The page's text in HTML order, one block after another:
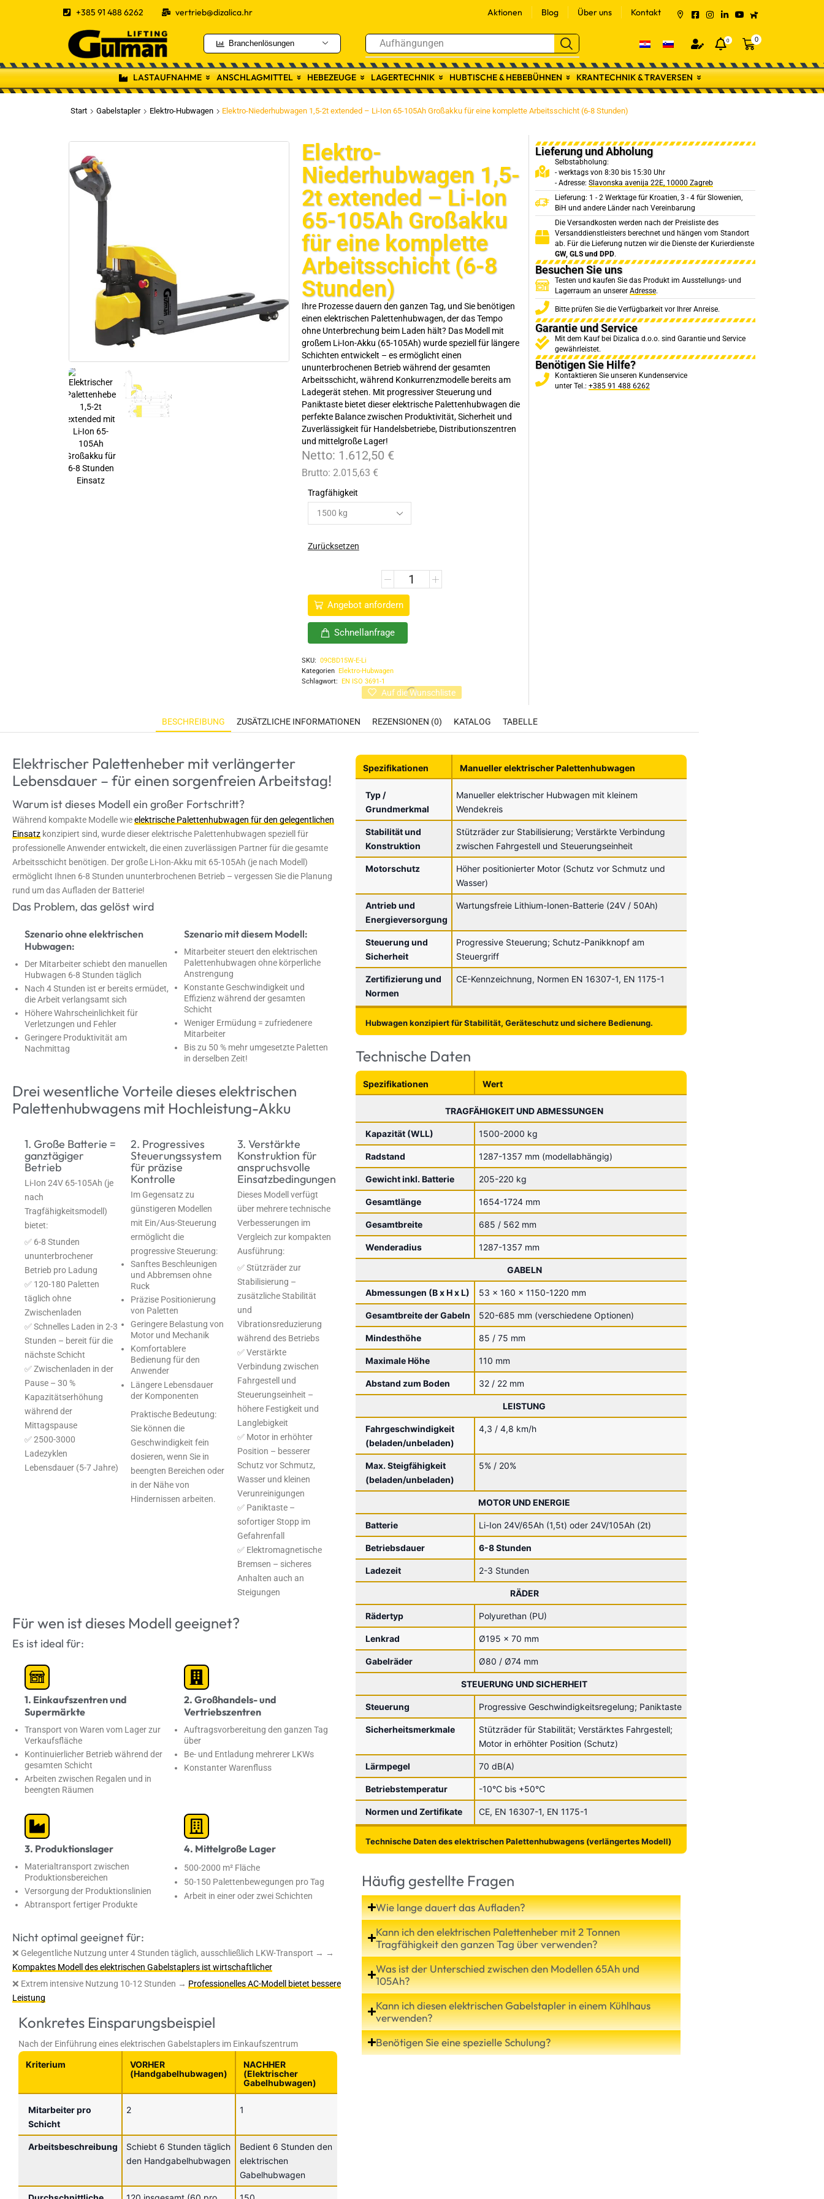
+385 91 488 6262 vertrieb@dizalica.hr Aktionen Blog Über uns Kontakt
Branchenlösungen Aufhängungen 0 0
LASTAUFNAHME ANSCHLAGMITTEL HEBEZEUGE LAGERTECHNIK HUBTISCHE & HEBEBÜHNEN KRANTECHNIK & TRAVERSEN
Start Gabelstapler Elektro-Hubwagen Elektro-Niederhubwagen 1,5-2t extended – Li-Ion 65-105Ah Großakku für eine komplette Arbeitsschicht (6-8 Stunden)
Elektro-
Niederhubwagen 1,5-
2t extended – Li-Ion
65-105Ah Großakku
für eine komplette
Arbeitsschicht (6-8
Stunden)
Ihre Prozesse dauern den ganzen Tag, und Sie benötigen
einen elektrischen Palettenhubwagen, der das Tempo
ohne Unterbrechung beim Laden hält? Das Modell mit
großem Li-Ion-Akku (65-105Ah) wurde speziell für längere
Schichten entwickelt – es ermöglicht einen
ununterbrochenen Betrieb während der gesamten
Arbeitsschicht, während Konkurrenzmodelle bereits am
Ladegerät stehen. Mit progressiver Steuerung und
Paniktaste bietet dieser elektrische Palettenhubwagen die
perfekte Balance zwischen Produktivität, Sicherheit und
Zuverlässigkeit für Handelsbetriebe, Distributionszentren
und mittelgroße Lager!
Netto: 1.612,50 €
Brutto: 2.015,63 €
Tragfähigkeit
Zurücksetzen
Angebot anfordern
Schnellanfrage
SKU: 09CBD15W-E-Li
Kategorien Elektro-Hubwagen
Schlagwort: EN ISO 3691-1
Auf die Wunschliste
Lieferung und Abholung
Selbstabholung:
- werktags von 8:30 bis 15:30 Uhr
- Adresse: Slavonska avenija 22E, 10000 Zagreb
Lieferung: 1 - 2 Werktage für Kroatien, 3 - 4 für Slowenien,
BiH und andere Länder nach Vereinbarung
Die Versandkosten werden nach der Preisliste des
Versanddienstleisters berechnet und hängen vom Standort
ab. Für die Lieferung nutzen wir die Dienste der Kurierdienste
GW, GLS und DPD.
Besuchen Sie uns
Testen und kaufen Sie das Produkt im Ausstellungs- und
Lagerraum an unserer Adresse.
Bitte prüfen Sie die Verfügbarkeit vor Ihrer Anreise.
Garantie und Service
Mit dem Kauf bei Dizalica d.o.o. sind Garantie und Service
gewährleistet.
Benötigen Sie Hilfe?
Kontaktieren Sie unseren Kundenservice
unter Tel.: +385 91 488 6262
BESCHREIBUNG ZUSÄTZLICHE INFORMATIONEN REZENSIONEN (0) KATALOG TABELLE
Elektrischer Palettenheber mit verlängerter
Lebensdauer – für einen sorgenfreien Arbeitstag!
Warum ist dieses Modell ein großer Fortschritt?
Während kompakte Modelle wieelektrische Palettenhubwagen für den gelegentlichen
Einsatz konzipiert sind, wurde dieser elektrische Palettenhubwagen speziell für
professionelle Anwender entwickelt, die einen zuverlässigen Partner für die gesamte
Arbeitsschicht benötigen. Der große Li-Ion-Akku mit 65-105Ah (je nach Modell)
ermöglicht Ihnen 6-8 Stunden ununterbrochenen Betrieb – vergessen Sie die Planung
rund um das Aufladen der Batterie!
Das Problem, das gelöst wird
Szenario ohne elektrischen
Hubwagen:
Der Mitarbeiter schiebt den manuellen
Hubwagen 6-8 Stunden täglich
Nach 4 Stunden ist er bereits ermüdet,
die Arbeit verlangsamt sich
Höhere Wahrscheinlichkeit für
Verletzungen und Fehler
Geringere Produktivität am
Nachmittag
Szenario mit diesem Modell:
Mitarbeiter steuert den elektrischen
Palettenhubwagen ohne körperliche
Anstrengung
Konstante Geschwindigkeit und
Effizienz während der gesamten
Schicht
Weniger Ermüdung = zufriedenere
Mitarbeiter
Bis zu 50 % mehr umgesetzte Paletten
in derselben Zeit!
Drei wesentliche Vorteile dieses elektrischen
Palettenhubwagens mit Hochleistung-Akku
1. Große Batterie =
ganztägiger
Betrieb
Li-Ion 24V 65-105Ah (je
nach
Tragfähigkeitsmodell)
bietet:
✅ 6-8 Stunden
ununterbrochener
Betrieb pro Ladung
✅ 120-180 Paletten
täglich ohne
Zwischenladen
✅ Schnelles Laden in 2-3
Stunden – bereit für die
nächste Schicht
✅ Zwischenladen in der
Pause – 30 %
Kapazitätserhöhung
während der
Mittagspause
✅ 2500-3000
Ladezyklen
Lebensdauer (5-7 Jahre)
2. Progressives
Steuerungssystem
für präzise
Kontrolle
Im Gegensatz zu
günstigeren Modellen
mit Ein/Aus-Steuerung
ermöglicht die
progressive Steuerung:
Sanftes Beschleunigen
und Abbremsen ohne
Ruck
Präzise Positionierung
von Paletten
Geringere Belastung von
Motor und Mechanik
Komfortablere
Bedienung für den
Anwender
Längere Lebensdauer
der Komponenten
Praktische Bedeutung:
Sie können die
Geschwindigkeit fein
dosieren, wenn Sie in
beengten Bereichen oder
in der Nähe von
Hindernissen arbeiten.
3. Verstärkte
Konstruktion für
anspruchsvolle
Einsatzbedingungen
Dieses Modell verfügt
über mehrere technische
Verbesserungen im
Vergleich zur kompakten
Ausführung:
✅ Stützräder zur
Stabilisierung –
zusätzliche Stabilität
und
Vibrationsreduzierung
während des Betriebs
✅ Verstärkte
Verbindung zwischen
Fahrgestell und
Steuerungseinheit –
höhere Festigkeit und
Langlebigkeit
✅ Motor in erhöhter
Position – besserer
Schutz vor Schmutz,
Wasser und kleinen
Verunreinigungen
✅ Paniktaste –
sofortiger Stopp im
Gefahrenfall
✅ Elektromagnetische
Bremsen – sicheres
Anhalten auch an
Steigungen
Für wen ist dieses Modell geeignet?
Es ist ideal für:
1. Einkaufszentren und
Supermärkte
Transport von Waren vom Lager zur
Verkaufsfläche
Kontinuierlicher Betrieb während der
gesamten Schicht
Arbeiten zwischen Regalen und in
beengten Räumen
2. Großhandels- und
Vertriebszentren
Auftragsvorbereitung den ganzen Tag
über
Be- und Entladung mehrerer LKWs
Konstanter Warenfluss
3. Produktionslager
Materialtransport zwischen
Produktionsbereichen
Versorgung der Produktionslinien
Abtransport fertiger Produkte
4. Mittelgroße Lager
500-2000 m² Fläche
50-150 Palettenbewegungen pro Tag
Arbeit in einer oder zwei Schichten
Nicht optimal geeignet für:
❌ Gelegentliche Nutzung unter 4 Stunden täglich, ausschließlich LKW-Transport → →
Kompaktes Modell des elektrischen Gabelstaplers ist wirtschaftlicher
❌ Extrem intensive Nutzung 10-12 Stunden → Professionelles AC-Modell
bietet bessere
Leistung
Konkretes Einsparungsbeispiel
Nach der Einführung eines elektrischen Gabelstaplers im Einkaufszentrum
Kriterium
VORHER
(Handgabelhubwagen)
NACHHER
(Elektrischer
Gabelhubwagen)
Mitarbeiter pro
Schicht
2 1
Arbeitsbeschreibung
Schiebt 6 Stunden täglich
den Handgabelhubwagen
Bedient 6 Stunden den
elektrischen
Gabelhubwagen
Spezifikationen Manueller elektrischer Palettenhubwagen
Typ /
Grundmerkmal
Manueller elektrischer Hubwagen mit kleinem
Wendekreis
Stabilität und
Konstruktion
Stützräder zur Stabilisierung; Verstärkte Verbindung
zwischen Fahrgestell und Steuerungseinheit
Motorschutz
Höher positionierter Motor (Schutz vor Schmutz und
Wasser)
Antrieb und
Energieversorgung
Wartungsfreie Lithium-Ionen-Batterie (24V / 50Ah)
Steuerung und
Sicherheit
Progressive Steuerung; Schutz-Panikknopf am
Steuergriff
Zertifizierung und
Normen
CE-Kennzeichnung, Normen EN 16307-1, EN 1175-1
Hubwagen konzipiert für Stabilität, Geräteschutz und sichere Bedienung.
Technische Daten
Spezifikationen Wert
TRAGFÄHIGKEIT UND ABMESSUNGEN
Kapazität (WLL) 1500-2000 kg
Radstand 1287-1357 mm (modellabhängig)
Gewicht inkl. Batterie 205-220 kg
Gesamtlänge 1654-1724 mm
Gesamtbreite 685 / 562 mm
Wenderadius 1287-1357 mm
GABELN
Abmessungen (B x H x L) 53 x 160 x 1150-1220 mm
Gesamtbreite der Gabeln 520-685 mm (verschiedene Optionen)
Mindesthöhe 85 / 75 mm
Maximale Höhe 110 mm
Abstand zum Boden 32 / 22 mm
LEISTUNG
Fahrgeschwindigkeit
(beladen/unbeladen)
4,3 / 4,8 km/h
Max. Steigfähigkeit
(beladen/unbeladen)
5% / 20%
MOTOR UND ENERGIE
Batterie Li-Ion 24V/65Ah (1,5t) oder 24V/105Ah (2t)
Betriebsdauer 6-8 Stunden
Ladezeit 2-3 Stunden
RÄDER
Rädertyp Polyurethan (PU)
Lenkrad Ø195 x 70 mm
Gabelräder Ø80 / Ø74 mm
STEUERUNG UND SICHERHEIT
Steuerung Progressive Geschwindigkeitsregelung; Paniktaste
Sicherheitsmerkmale
Stützräder für Stabilität; Verstärktes Fahrgestell;
Motor in erhöhter Position (Schutz)
Lärmpegel 70 dB(A)
Betriebstemperatur -10°C bis +50°C
Normen und Zertifikate CE, EN 16307-1, EN 1175-1
Technische Daten des elektrischen Palettenhubwagens (verlängertes Modell)
Häufig gestellte Fragen
Wie lange dauert das Aufladen?
Kann ich den elektrischen Palettenheber mit 2 Tonnen
Tragfähigkeit den ganzen Tag über verwenden?
Was ist der Unterschied zwischen den Modellen 65Ah und
105Ah?
Kann ich diesen elektrischen Gabelstapler in einem Kühlhaus
verwenden?
Benötigen Sie eine spezielle Schulung?